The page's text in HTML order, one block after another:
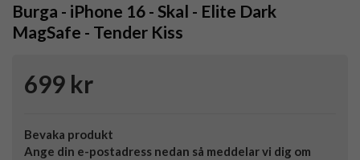
Burga - iPhone 16 - Skal - Elite Dark
MagSafe - Tender Kiss
699 kr
Bevaka produkt
Ange din e-postadress nedan så meddelar vi dig om